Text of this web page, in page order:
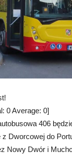
0Average: 0]
406
Dworcowej do
Nowy Dwór i